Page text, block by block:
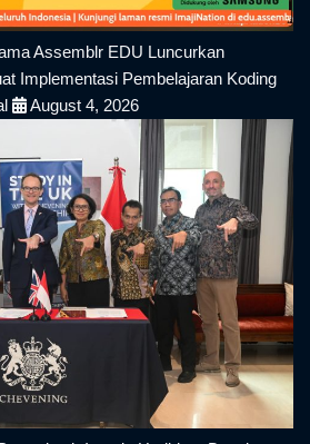
Assemblr EDU Luncurkan
Implementasi Pembelajaran Koding
August 4, 2026